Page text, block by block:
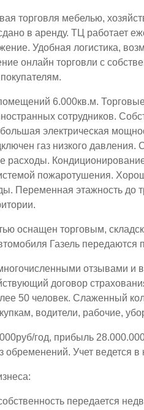
торговля мебелью,
в аренду. ТЦ работает
Удобная логистика,
онлайн торговли с
6.000кв.м.
сотрудников.
электрическая
газ низкого давления.
расходы.
пожаротушения.
Переменная этажность до
оснащен торговым,
Газель передаются
отзывами
договор
50 человек. Слаженный
водители, рабочие,
год, прибыль
обременений. Учет ведется
передается